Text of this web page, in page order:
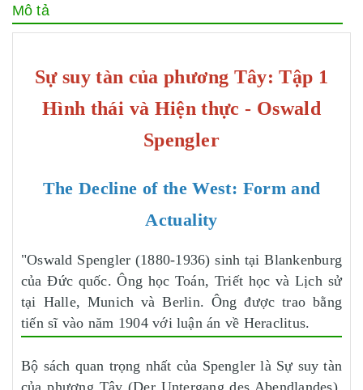
Mô tả
Sự suy tàn của phương Tây: Tập 1
Hình thái và Hiện thực - Oswald
Spengler
The Decline of the West: Form and
Actuality
"Oswald Spengler (1880-1936) sinh tại Blankenburg
của Đức quốc. Ông học Toán, Triết học và Lịch sử
tại Halle, Munich và Berlin. Ông được trao bằng
tiến sĩ vào năm 1904 với luận án về Heraclitus.
Bộ sách quan trọng nhất của Spengler là Sự suy tàn